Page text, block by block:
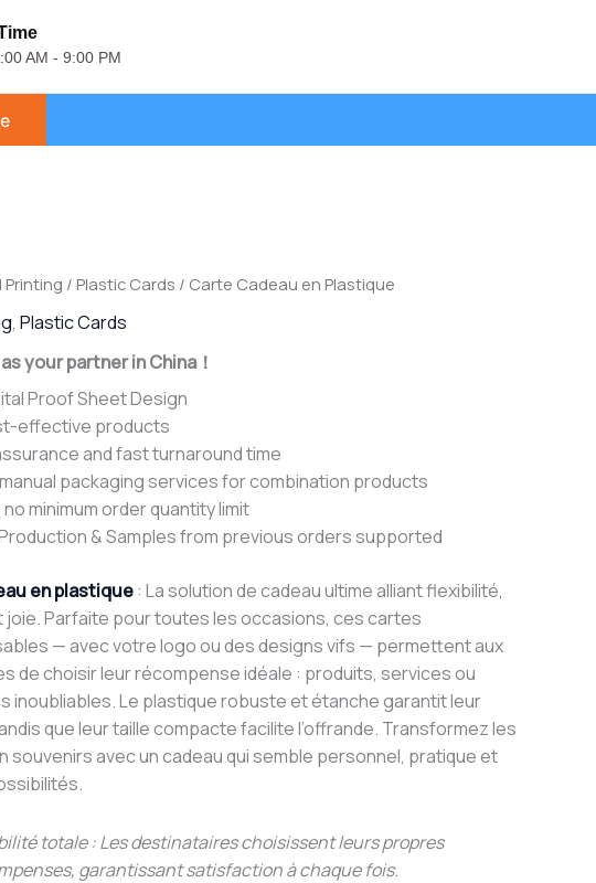
AM - 9:00 PM
Printing / Plastic Cards / Carte Cadeau en Plastique
, Plastic Cards
your partner in China！
Proof Sheet Design
effective products
and fast turnaround time
packaging services for combination products
minimum order quantity limit
& Samples from previous orders supported
en plastique: La solution de cadeau ultime alliant flexibilité,
joie. Parfaite pour toutes les occasions, ces cartes
— avec votre logo ou des designs vifs — permettent aux
de choisir leur récompense idéale : produits, services ou
inoubliables. Le plastique robuste et étanche garantit leur
que leur taille compacte facilite l’offrande. Transformez les
souvenirs avec un cadeau qui semble personnel, pratique et
totale : Les destinataires choisissent leurs propres
garantissant satisfaction à chaque fois.